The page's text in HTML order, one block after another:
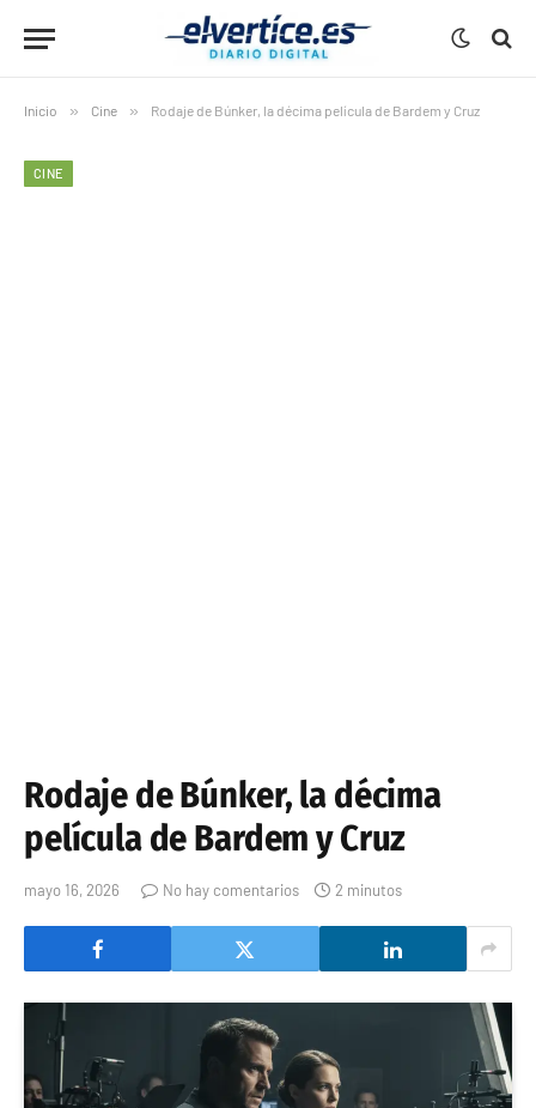
Inicio » Cine » Rodaje de Búnker, la décima película de Bardem y Cruz
CINE
Rodaje de Búnker, la décima
película de Bardem y Cruz
mayo 16, 2026 No hay comentarios 2 minutos